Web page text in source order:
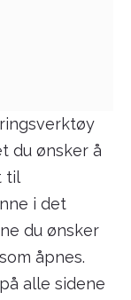
du ønsker å
til
i det
du ønsker
åpnes.
alle sidene